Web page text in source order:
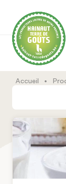
Accueil •